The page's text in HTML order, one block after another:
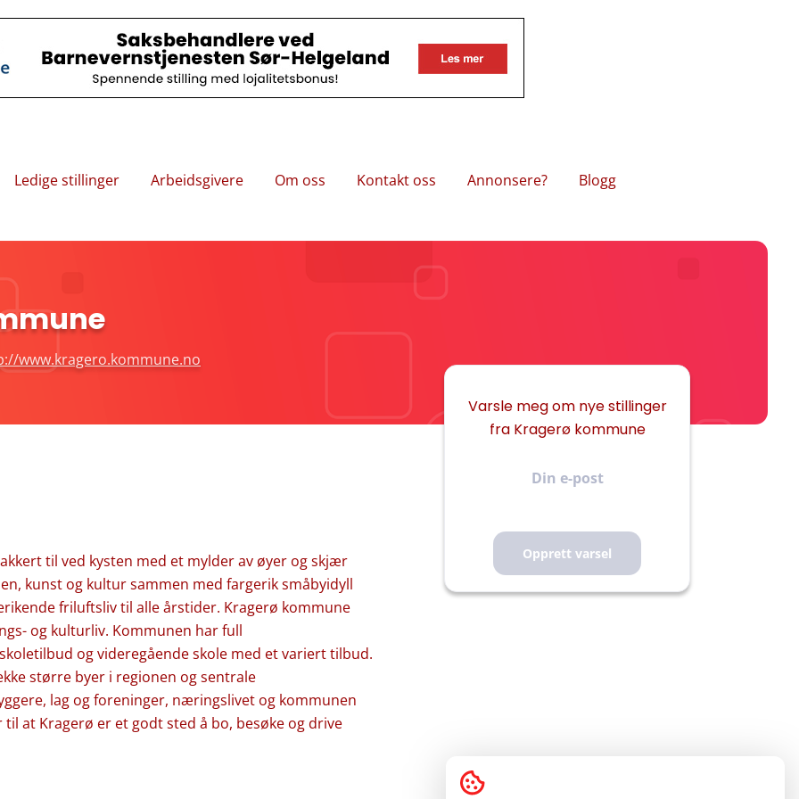
Ledige stillinger Arbeidsgivere Om oss Kontakt oss Annonsere? Blogg
www.kragero.kommune.no
til ved kysten med et mylder av øyer og skjær
kunst og kultur sammen med fargerik småbyidyll
friluftsliv til alle årstider. Kragerø kommune
og kulturliv. Kommunen har full
og videregående skole med et variert tilbud.
større byer i regionen og sentrale
lag og foreninger, næringslivet og kommunen
at Kragerø er et godt sted å bo, besøke og drive
Varsle meg om nye stillinger
fra Kragerø kommune